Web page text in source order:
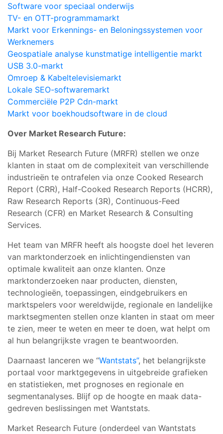
Software voor speciaal onderwijs
TV- en OTT-programmamarkt
Markt voor Erkennings- en Beloningssystemen voor
Werknemers
Geospatiale analyse kunstmatige intelligentie markt
USB 3.0-markt
Omroep & Kabeltelevisiemarkt
Lokale SEO-softwaremarkt
Commerciële P2P Cdn-markt
Markt voor boekhoudsoftware in de cloud
Over Market Research Future:
Bij Market Research Future (MRFR) stellen we onze
klanten in staat om de complexiteit van verschillende
industrieën te ontrafelen via onze Cooked Research
Report (CRR), Half-Cooked Research Reports (HCRR),
Raw Research Reports (3R), Continuous-Feed
Research (CFR) en Market Research & Consulting
Services.
Het team van MRFR heeft als hoogste doel het leveren
van marktonderzoek en inlichtingendiensten van
optimale kwaliteit aan onze klanten. Onze
marktonderzoeken naar producten, diensten,
technologieën, toepassingen, eindgebruikers en
marktspelers voor wereldwijde, regionale en landelijke
marktsegmenten stellen onze klanten in staat om meer
te zien, meer te weten en meer te doen, wat helpt om
al hun belangrijkste vragen te beantwoorden.
Daarnaast lanceren we “Wantstats”, het belangrijkste
portaal voor marktgegevens in uitgebreide grafieken
en statistieken, met prognoses en regionale en
segmentanalyses. Blijf op de hoogte en maak data-
gedreven beslissingen met Wantstats.
Market Research Future (onderdeel van Wantstats